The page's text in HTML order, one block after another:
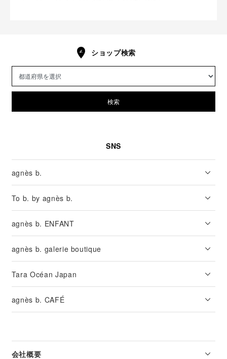
ショップ検索
検索
SNS
agnès b.
To b. by agnès b.
agnès b. ENFANT
agnès b. galerie boutique
Tara Océan Japan
agnès b. CAFÉ
会社概要